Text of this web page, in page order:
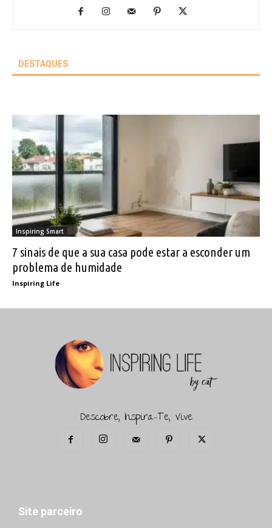
DESTAQUES
Inspiring Smart
7 sinais de que a sua casa pode estar a esconder um
problema de humidade
Inspiring Life
Descobre, Inspira-Te, Vive
Site parceiro